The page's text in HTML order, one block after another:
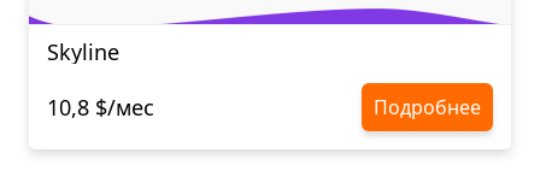
Skyline
10,8 $/мес
Подробнее